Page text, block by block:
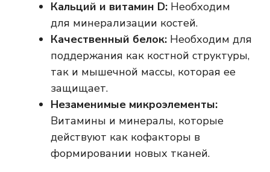
Кальций и витамин D: Необходим
для минерализации костей.
Качественный белок: Необходим для
поддержания как костной структуры,
так и мышечной массы, которая ее
защищает.
Незаменимые микроэлементы:
Витамины и минералы, которые
действуют как кофакторы в
формировании новых тканей.